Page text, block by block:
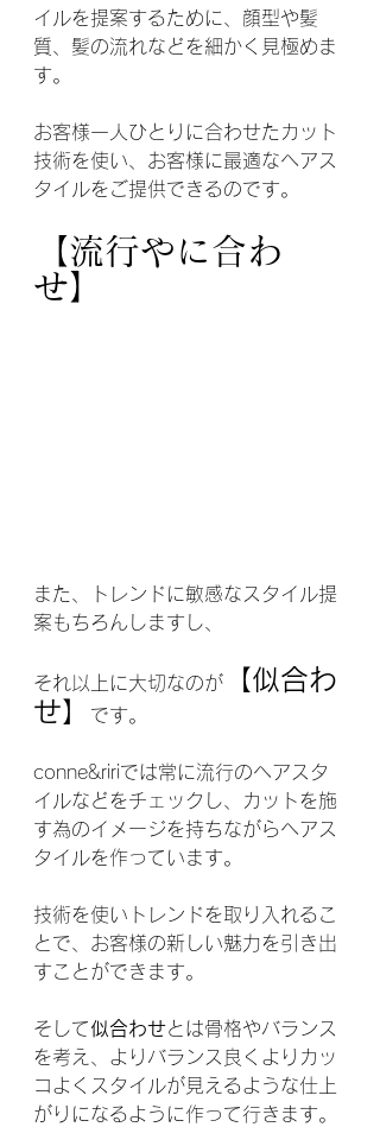
イルを提案するために、顔型や髪
質、髪の流れなどを細かく見極めま
す。
お客様一人ひとりに合わせたカット
技術を使い、お客様に最適なヘアス
タイルをご提供できるのです。
【流行やに合わ
せ】
また、トレンドに敏感なスタイル提
案もちろんしますし、
それ以上に大切なのが
【似合わ
せ】
です。
conne&ririでは常に流行のヘアスタ
イルなどをチェックし、カットを施
す為のイメージを持ちながらヘアス
タイルを作っています。
技術を使いトレンドを取り入れるこ
とで、お客様の新しい魅力を引き出
すことができます。
そして似合わせとは骨格やバランス
を考え、よりバランス良くよりカッ
コよくスタイルが見えるような仕上
がりになるように作って行きます。